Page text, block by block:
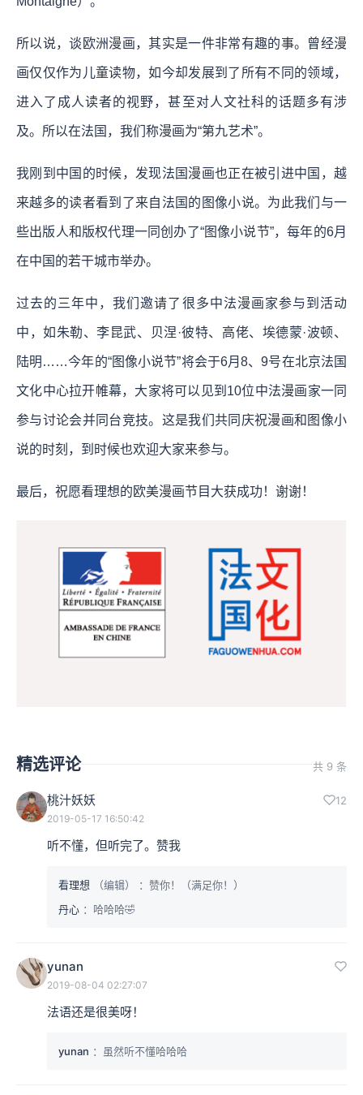
所以说，谈欧洲漫画，其实是一件非常有趣的事。曾经漫
画仅仅作为儿童读物，如今却发展到了所有不同的领域，
进入了成人读者的视野，甚至对人文社科的话题多有涉
及。所以在法国，我们称漫画为“第九艺术”。
我刚到中国的时候，发现法国漫画也正在被引进中国，越
来越多的读者看到了来自法国的图像小说。为此我们与一
些出版人和版权代理一同创办了“图像小说节”，每年的6月
在中国的若干城市举办。
过去的三年中，我们邀请了很多中法漫画家参与到活动
中，如朱勒、李昆武、贝涅·彼特、高佬、埃德蒙·波顿、
陆明……今年的“图像小说节”将会于6月8、9号在北京法国
文化中心拉开帷幕，大家将可以见到10位中法漫画家一同
参与讨论会并同台竞技。这是我们共同庆祝漫画和图像小
说的时刻，到时候也欢迎大家来参与。
最后，祝愿看理想的欧美漫画节目大获成功！谢谢！
精选评论 共 9 条
桃汁妖妖 12
2019-05-17 16:50:42
听不懂，但听完了。赞我
看理想 （编辑）
：赞你！（满足你！）
丹心 ：哈哈哈🤣
yunan
2019-08-04 02:27:07
法语还是很美呀！
yunan ：虽然听不懂哈哈哈